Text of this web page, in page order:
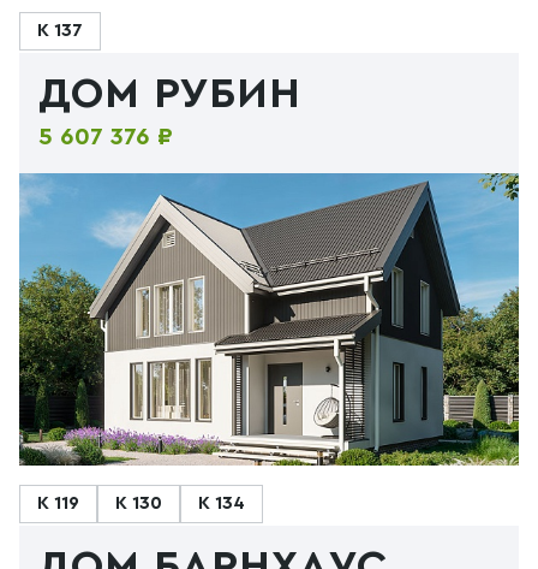
К 137
ДОМ РУБИН
5 607 376 ₽
К 119 К 130 К 134